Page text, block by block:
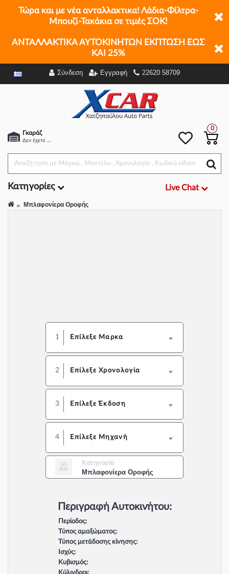
Τώρα και με νέα ανταλλακτικα! Λάδια-Φίλτρα-
Μπουζί-Τακάκια σε τιμές ΣΟΚ!
ΑΝΤΑΛΛΑΚΤΙΚΑ ΑΥΤΟΚΙΝΗΤΩΝ ΕΚΠΤΩΣΗ ΕΩΣ
ΚΑΙ 25%
Σύνδεση Εγγραφή 22620 58709
Γκαράζ
Δεν έχετε επιλέξει αμάξι.
0
Κατηγορίες Live Chat
Μπλαφονίερα Οροφής
1 Επίλεξε Μαρκα
2 Επίλεξε Χρονολογία
3 Επίλεξε Έκδοση
4 Επίλεξε Μηχανή
Κατηγορία
Μπλαφονίερα Οροφής
Περιγραφή Αυτοκινήτου:
Περίοδος:
Τύπος αμαξώματος:
Τύπος μετάδοσης κίνησης:
Ισχύς:
Κυβισμός:
Φίλτρα